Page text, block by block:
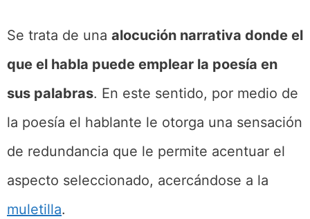
Se trata de una alocución narrativa donde el
que el habla puede emplear la poesía en
sus palabras. En este sentido, por medio de
la poesía el hablante le otorga una sensación
de redundancia que le permite acentuar el
aspecto seleccionado, acercándose a la
muletilla.